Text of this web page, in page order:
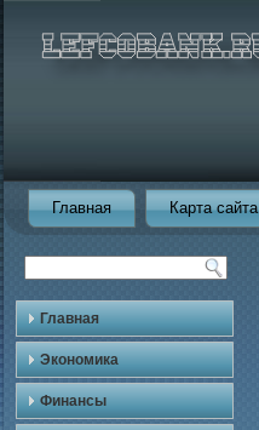
Главная Карта сайта
Главная
Экономика
Финансы